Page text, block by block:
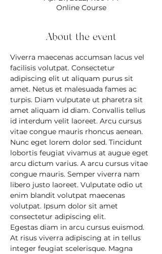
Online Course
About the event
Viverra maecenas accumsan lacus vel
facilisis volutpat. Consectetur
adipiscing elit ut aliquam purus sit
amet. Netus et malesuada fames ac
turpis. Diam vulputate ut pharetra sit
amet aliquam id diam. Convallis tellus
id interdum velit laoreet. Arcu cursus
vitae congue mauris rhoncus aenean.
Nunc eget lorem dolor sed. Tincidunt
lobortis feugiat vivamus at augue eget
arcu dictum varius. A arcu cursus vitae
congue mauris. Semper viverra nam
libero justo laoreet. Vulputate odio ut
enim blandit volutpat maecenas
volutpat. Ipsum dolor sit amet
consectetur adipiscing elit.
Egestas diam in arcu cursus euismod.
At risus viverra adipiscing at in tellus
integer feugiat scelerisque. Magna